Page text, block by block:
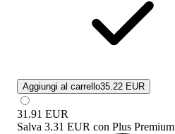
Aggiungi al carrello35.22 EUR
31.91 EUR
Salva 3.31 EUR con Plus Premium